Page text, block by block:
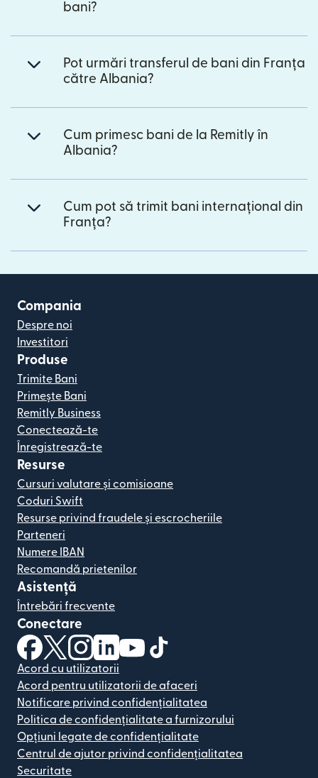
bani?
Pot urmări transferul de bani din Franța
către Albania?
Cum primesc bani de la Remitly în
Albania?
Cum pot să trimit bani internațional din
Franța?
Compania
Despre noi
Investitori
Produse
Trimite Bani
Primește Bani
Remitly Business
Conectează-te
Înregistrează-te
Resurse
Cursuri valutare și comisioane
Coduri Swift
Resurse privind fraudele și escrocheriile
Parteneri
Numere IBAN
Recomandă prietenilor
Asistență
Întrebări frecvente
Conectare
(se deschide într-o fereastră nouă)
(se deschide într-o fereastră nouă)
(se deschide într-o fereastră nouă)
(se deschide într-o fereastră nouă)
(se deschide într-o fereastră
Acord cu utilizatorii
Acord pentru utilizatorii de afaceri
Notificare privind confidențialitatea
Politica de confidențialitate a furnizorului
Opțiuni legate de confidențialitate
Centrul de ajutor privind confidențialitatea
Securitate